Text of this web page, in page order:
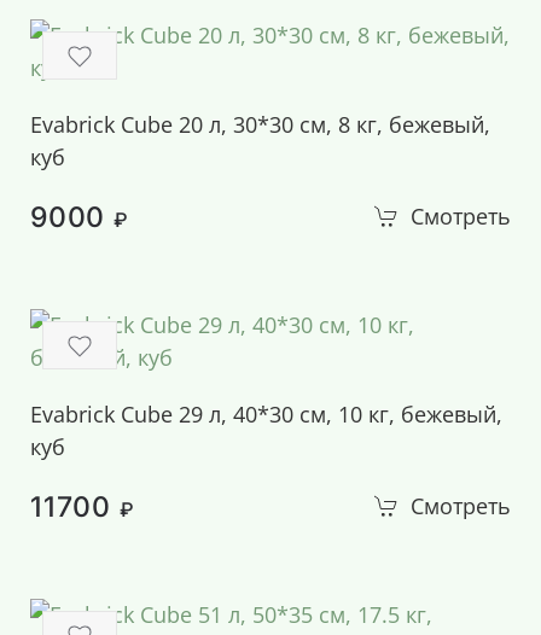
Evabrick Cube 20 л, 30*30 см, 8 кг, бежевый,
куб
9000 ₽ Смотреть
Evabrick Cube 29 л, 40*30 см, 10 кг, бежевый,
куб
11700 ₽ Смотреть